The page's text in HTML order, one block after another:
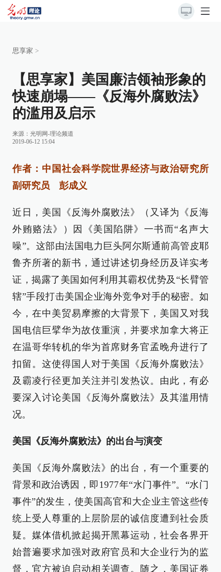
思享家 >
【思享家】美国廉洁领袖形象的
快速崩塌——《反海外腐败法》
的滥用及启示
来源： 光明网-理论频道
2019-06-12 15:04
作者：中国社会科学院世界经济与政治研究所
副研究员 彭成义
近日，美国《反海外腐败法》（又译为《反海
外贿赂法》）因《美国陷阱》一书而“名声大
噪”。这部由法国电力巨头阿尔斯通前高管皮耶
鲁齐所著的新书，通过讲述切身经历及详实考
证，揭露了美国如何利用其霸权优势及“长臂管
辖”手段打击美国企业海外竞争对手的秘密。如
今，在中美贸易摩擦的大背景下，美国又对我
国电信巨擘华为故伎重演，并要求加拿大将正
在温哥华转机的华为首席财务官孟晚舟进行了
扣留。这使得国人对于美国《反海外腐败法》
及霸凌行径更加关注并引发热议。由此，有必
要深入讨论美国《反海外腐败法》及其滥用情
况。
美国《反海外腐败法》的出台与演变
美国《反海外腐败法》的出台，有一个重要的
背景和政治诱因，即1977年“水门事件”。“水门
事件”的发生，使美国高官和大企业主管这些传
统上受人尊重的上层阶层的诚信度遭到社会质
疑。媒体借机掀起揭开黑幕运动，社会各界开
始普遍要求加强对政府官员和大企业行为的监
督，官方被迫启动相关调查。随之，美国证券